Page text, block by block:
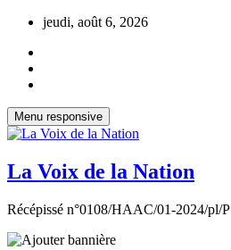
Aller
contenu
jeudi, août 6, 2026
Menu responsive
La Voix de la Nation
Récépissé n°0108/HAAC/01-2024/pl/P